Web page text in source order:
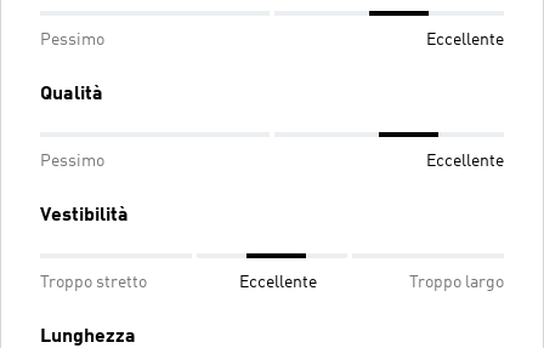
Pessimo Eccellente
Qualità
Pessimo Eccellente
Vestibilità
Troppo stretto Eccellente Troppo largo
Lunghezza